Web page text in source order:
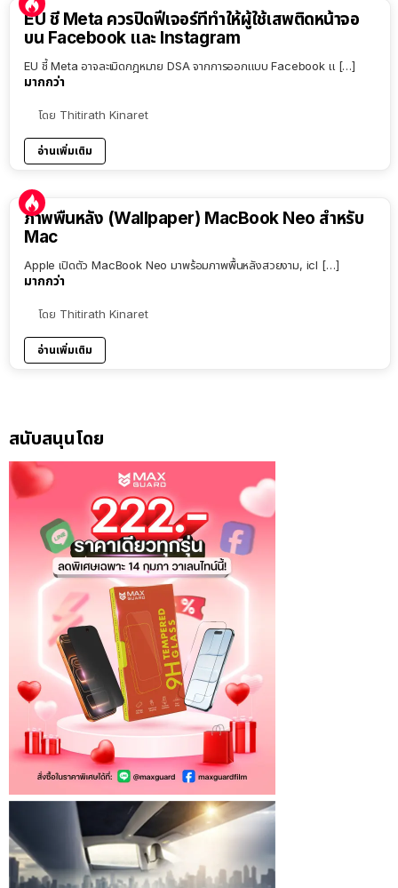
EU ชี้ Meta ควรปิดฟีเจอร์ที่ทำให้ผู้ใช้เสพติดหน้าจอ
บน Facebook และ Instagram
EU ชี้ Meta อาจละเมิดกฎหมาย DSA จากการออกแบบ Facebook แ […]
มากกว่า
โดย Thitirath Kinaret
อ่านเพิ่มเติม
ภาพพื้นหลัง (Wallpaper) MacBook Neo สำหรับ
Mac
Apple เปิดตัว MacBook Neo มาพร้อมภาพพื้นหลังสวยงาม, icl […]
มากกว่า
โดย Thitirath Kinaret
อ่านเพิ่มเติม
สนับสนุนโดย